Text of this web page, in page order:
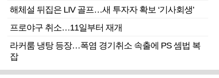
해체설 뒤집은 LIV 골프…새 투자자 확보 ‘기사회생’
프로야구 취소…11일부터 재개
라커룸 냉탕 등장…폭염 경기취소 속출에 PS 셈법 복
잡